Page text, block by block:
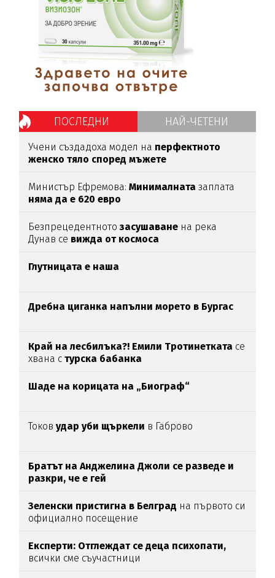
ПОСЛЕДНИ НАЙ-ЧЕТЕНИ
Учени създадоха модел на перфектното
женско тяло според мъжете
Министър Ефремова:Минималната заплата
няма да е 620 евро
Безпрецедентнотозасушаване на река
Дунав се вижда от космоса
Глутницата е наша
Дребна циганка напълни морето в Бургас
Край на лесбилъка?! Емили Тротинетката се
хвана с турска бабанка
Шаде на корицата на „Биограф“
Токовудар уби щъркели в Габрово
Братът на Анджелина Джоли се разведе и
разкри, че е гей
Зеленски пристигна в Белград на първото си
официално посещение
Експерти: Отглеждат се деца психопати,
всички сме съучастници